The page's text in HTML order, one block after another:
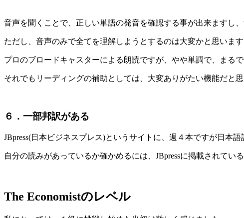
音声を聞くことで、正しい単語の発音を確認する事が出来ますし
ただし、音声のみで全てを理解しようとするのは大変かと思います
プロのブロードキャスターによる朗読ですが、やや単調で、まる
それでもリーディングの補助としては、大変ありがたい機能だと思
６．一部邦訳がある
JBpress(日本ビジネスプレス)というサイトに、週４本ですが日本語
自分の読みがあっているか確かめるには、JBpressに掲載されてい
The Economistのレベル